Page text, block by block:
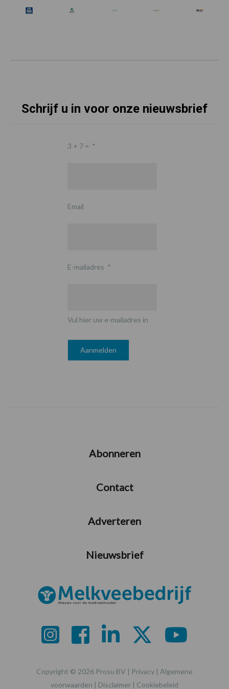
Schrijf u in voor onze nieuwsbrief
3 + 7 = *
Email
E-mailadres *
Vul hier uw e-mailadres in
Abonneren
Contact
Adverteren
Nieuwsbrief
Copyright © 2026 Prosu BV | Privacy | Algemene
voorwaarden | Disclaimer | Cookiebeleid